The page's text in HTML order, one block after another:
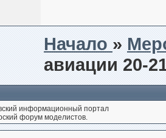
Начало»
авиации 20-
информационный портал
форум моделистов.